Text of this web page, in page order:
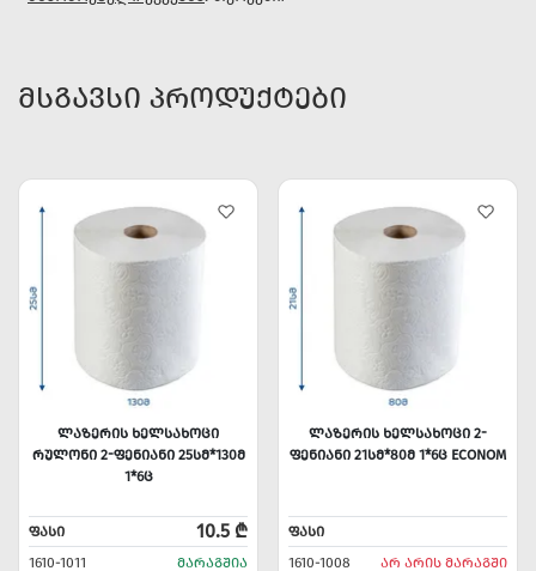
ᲛᲡᲒᲐᲕᲡᲘ ᲞᲠᲝᲓᲣᲥᲢᲔᲑᲘ
ᲚᲐᲖᲔᲠᲘᲡ ᲮᲔᲚᲡᲐᲮᲝᲪᲘ
ᲠᲣᲚᲝᲜᲘ 2-ᲤᲔᲜᲘᲐᲜᲘ 25ᲡᲛ*130Მ
1*6Ც
ᲤᲐᲡᲘ 10.5 ₾
1610-1011 ᲛᲐᲠᲐᲒᲨᲘᲐ
ᲚᲐᲖᲔᲠᲘᲡ ᲮᲔᲚᲡᲐᲮᲝᲪᲘ 2-
ᲤᲔᲜᲘᲐᲜᲘ 21ᲡᲛ*80Მ 1*6Ც ECONOM
ᲤᲐᲡᲘ
1610-1008
ᲐᲠ ᲐᲠᲘᲡ ᲛᲐᲠᲐᲒᲨᲘ